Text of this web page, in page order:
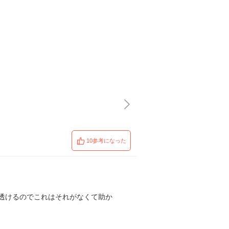
10参考になった
けるのでこれはそれがなくて助か